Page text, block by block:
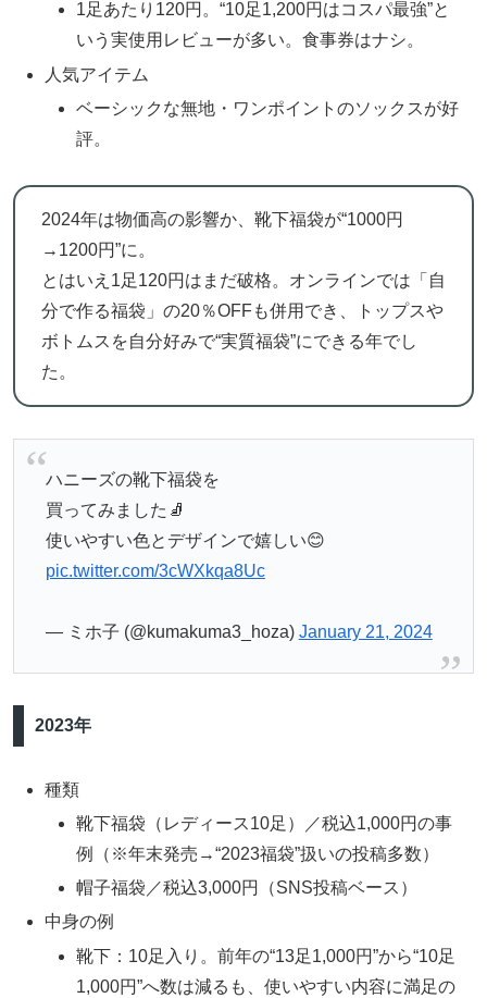
1足あたり120円。“10足1,200円はコスパ最強”と
いう実使用レビューが多い。食事券はナシ。
人気アイテム
ベーシックな無地・ワンポイントのソックスが好
評。
2024年は物価高の影響か、靴下福袋が“1000円
→1200円”に。
とはいえ1足120円はまだ破格。オンラインでは「自
分で作る福袋」の20％OFFも併用でき、トップスや
ボトムスを自分好みで“実質福袋”にできる年でし
た。
ハニーズの靴下福袋を
買ってみました🧦
使いやすい色とデザインで嬉しい😊
pic.twitter.com/3cWXkqa8Uc
— ミホ子 (@kumakuma3_hoza) January 21, 2024
2023年
種類
靴下福袋（レディース10足）／税込1,000円の事
例（※年末発売→“2023福袋”扱いの投稿多数）
帽子福袋／税込3,000円（SNS投稿ベース）
中身の例
靴下：10足入り。前年の“13足1,000円”から“10足
1,000円”へ数は減るも、使いやすい内容に満足の